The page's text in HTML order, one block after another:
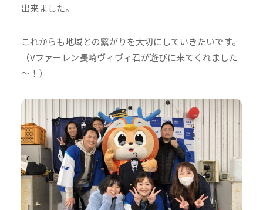
出来ました。
これからも地域との繋がりを大切にしていきたいです。
（Vファーレン長崎ヴィヴィ君が遊びに来てくれました
～！）